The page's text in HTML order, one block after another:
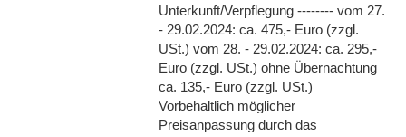
Unterkunft/Verpflegung -------- vom 27.
- 29.02.2024: ca. 475,- Euro (zzgl.
USt.) vom 28. - 29.02.2024: ca. 295,-
Euro (zzgl. USt.) ohne Übernachtung
ca. 135,- Euro (zzgl. USt.)
Vorbehaltlich möglicher
Preisanpassung durch das